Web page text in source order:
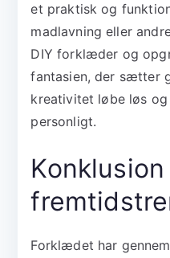
et praktisk og
madlavning eller
DIY forklæder og
fantasien, der sætter
kreativitet løbe løs
personligt.
Konklusion
Forklædet har